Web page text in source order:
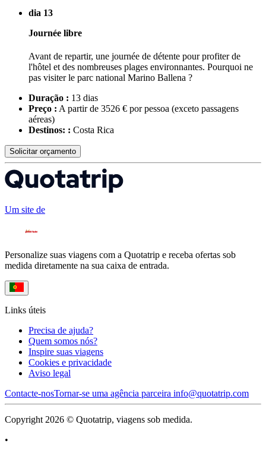
dia 13
Journée libre
Avant de repartir, une journée de détente pour profiter de
l'hôtel et des nombreuses plages environnantes. Pourquoi ne
pas visiter le parc national Marino Ballena ?
Duração : 13 dias
Preço : A partir de 3526 € por pessoa (exceto passagens
aéreas)
Destinos: : Costa Rica
Solicitar orçamento
Um site de
Personalize suas viagens com a Quotatrip e receba ofertas sob
medida diretamente na sua caixa de entrada.
Links úteis
Precisa de ajuda?
Quem somos nós?
Inspire suas viagens
Cookies e privacidade
Aviso legal
Contacte-nosTornar-se uma agência parceira info@quotatrip.com
Copyright 2026 © Quotatrip, viagens sob medida.
•